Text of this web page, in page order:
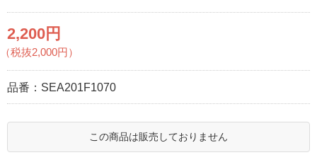
2,200円
（税抜2,000円）
品番： SEA201F1070
この商品は販売しておりません